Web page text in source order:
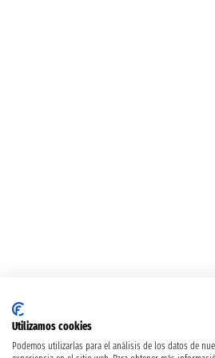
Utilizamos cookies
Podemos utilizarlas para el análisis de los datos de